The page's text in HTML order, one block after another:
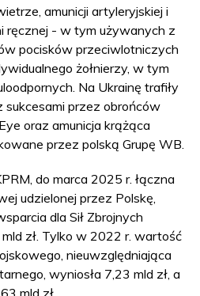
amunicji artyleryjskiej i
ręcznej - w tym używanych z
pocisków przeciwlotniczych
żołnierzy, w tym
Na Ukrainę trafiły
przez obrońców
oraz amunicja krążąca
przez polską Grupę WB.
do marca 2025 r. łączna
udzielonej przez Polskę,
dla Sił Zbrojnych
zł. Tylko w 2022 r. wartość
nieuwzględniająca
wyniosła 7,23 mld zł, a
mld zł.